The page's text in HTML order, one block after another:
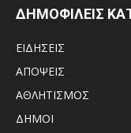
ΔΗΜΟΦΙΛΕΙΣ
ΕΙΔΗΣΕΙΣ
ΑΠΟΨΕΙΣ
ΑΘΛΗΤΙΣΜΟΣ
ΔΗΜΟΙ